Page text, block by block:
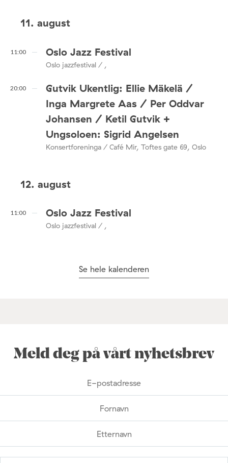
11. august
11:00 Oslo Jazz Festival
Oslo jazzfestival / ,
20:00
Gutvik Ukentlig: Ellie Mäkelä /
Inga Margrete Aas / Per Oddvar
Johansen / Ketil Gutvik +
Ungsoloen: Sigrid Angelsen
Konsertforeninga / Café Mir, Toftes gate 69, Oslo
12. august
11:00 Oslo Jazz Festival
Oslo jazzfestival / ,
Se hele kalenderen
Meld deg på vårt nyhetsbrev